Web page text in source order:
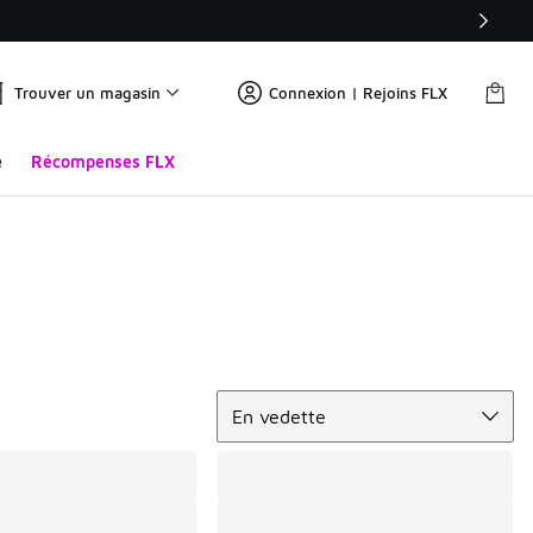
Trouver un magasin Connexion | Rejoins FLX
Récompenses FLX
En vedette